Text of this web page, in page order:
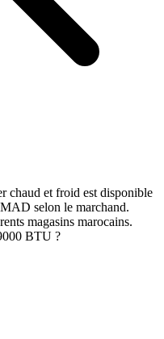
chaud et froid est disponible
selon le marchand.
magasins marocains.
BTU ?